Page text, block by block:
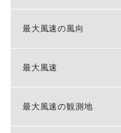
最大風速の風向
最大風速
最大風速の観測地